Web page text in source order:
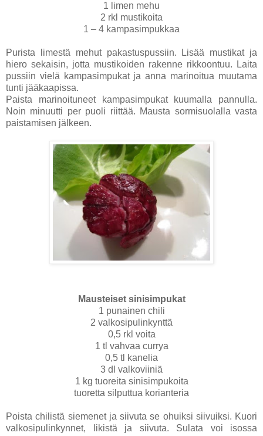
1 limen mehu
2 rkl mustikoita
1 – 4 kampasimpukkaa
Purista limestä mehut pakastuspussiin. Lisää mustikat ja
hiero sekaisin, jotta mustikoiden rakenne rikkoontuu. Laita
pussiin vielä kampasimpukat ja anna marinoitua muutama
tunti jääkaapissa.
Paista marinoituneet kampasimpukat kuumalla pannulla.
Noin minuutti per puoli riittää. Mausta sormisuolalla vasta
paistamisen jälkeen.
Mausteiset sinisimpukat
1 punainen chili
2 valkosipulinkynttä
0,5 rkl voita
1 tl vahvaa currya
0,5 tl kanelia
3 dl valkoviiniä
1 kg tuoreita sinisimpukoita
tuoretta silputtua korianteria
Poista chilistä siemenet ja siivuta se ohuiksi siivuiksi. Kuori
valkosipulinkynnet, likistä ja siivuta. Sulata voi isossa